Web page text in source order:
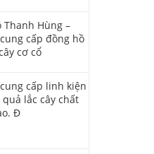
Thanh Hùng –
cấp đồng hồ
cơ cổ
cấp linh kiện
lắc cây chất
Đ